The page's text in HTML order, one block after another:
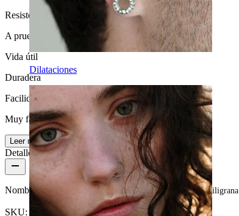
Dilataciones
Resistencia al agua
A prueba de salpicaduras
Vida útil
Duradera
Facilidad de uso
Muy fácil
Leer más
Detalles del producto
Nombre:Piercing para el septum en acero quirúrgico con filigrana
SKU: Nose-119